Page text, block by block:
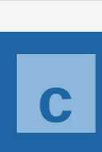
to
content